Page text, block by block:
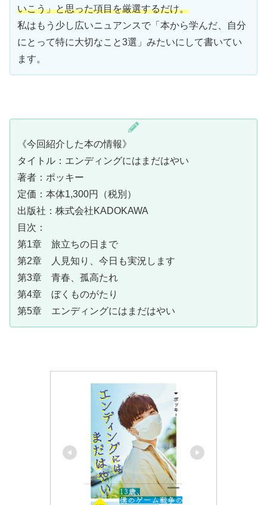
いこう」と思った項目を厳選するだけ。
私はもう少し広いニュアンスで「本から学んだ、自分
にとって特に大切なこと3選」みたいにして書いてい
ます。
《今回紹介した本の情報》
タイトル：エンディングにはまだはやい
著者：ポッキー
定価：本体1,300円（税別）
出版社：株式会社KADOKAWA
目次：
第1章 旅立ちの日まで
第2章 人見知り、今日も実況します
第3章 青春、孤高たれ
第4章 ぼくものがたり
第5章 エンディングにはまだはやい